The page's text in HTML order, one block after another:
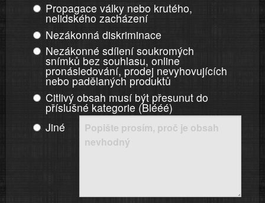
Propagace války nebo krutého,
nelidského zacházení
Nezákonná diskriminace
Nezákonné sdílení soukromých
snímků bez souhlasu, online
pronásledování, prodej nevyhovujících
nebo padělaných produktů
Citlivý obsah musí být přesunut do
příslušné kategorie (Blééé)
Jiné